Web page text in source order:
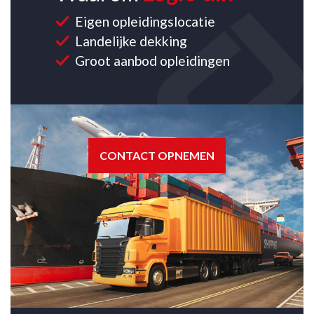
Eigen opleidingslocatie
Landelijke dekking
Groot aanbod opleidingen
CONTACT OPNEMEN